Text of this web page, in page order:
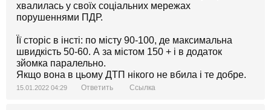
хвалилась у своїх соціальних мережах
порушеннями ПДР.
Її сторіс в інсті: по місту 90-100, де максимальна
швидкість 50-60. А за містом 150 + і в додаток
зйомка паралельно.
Якщо вона в цьому ДТП нікого не вбила і те добре.
15.01.2022 04:29 Ответить Ссылка